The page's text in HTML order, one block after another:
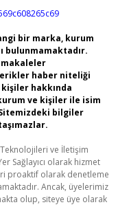
bir marka, kurum
bulunmamaktadır.
makaleler
haber niteliği
hakkında
ve kişiler ile isim
bilgiler
Teknolojileri ve İletişim
Sağlayıcı olarak hizmet
proaktif olarak denetleme
Ancak, üyelerimiz
olup, siteye üye olarak